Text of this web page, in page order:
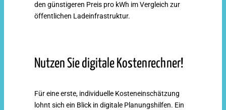
wachsendem Bedarf.
Hinweis:Verwaltung und Organisation erfordern
den günstigeren Preis pro kWh im Vergleich zur
öffentlichen Ladeinfrastruktur.
Nutzen Sie digitale Kostenrechner!
Für eine erste, individuelle Kosteneinschätzung
lohnt sich ein Blick in digitale Planungshilfen. Ein